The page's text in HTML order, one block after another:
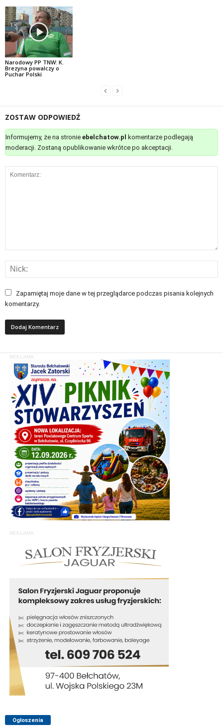
Narodowy PP TNW: K.
Brezyna powalczy o
Puchar Polski
ZOSTAW ODPOWIEDŹ
Informujemy, że na stronie ebelchatow.pl
komentarze podlegają
moderacji. Zostaną opublikowanie wkrótce po akceptacji.
Zapamiętaj moje dane w tej przeglądarce podczas pisania kolejnych
komentarzy.
REKLAMA
REKLAMA
Ogłoszenia